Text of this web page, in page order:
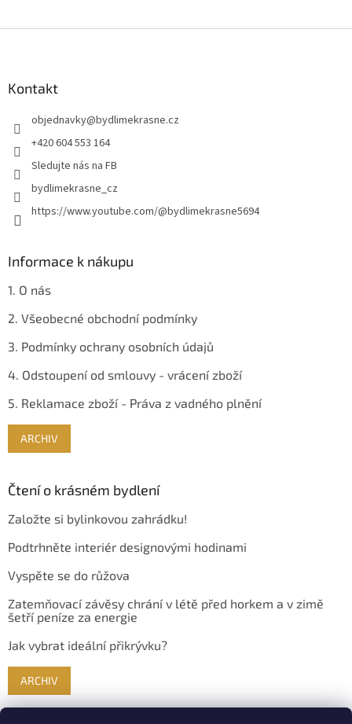
Kontakt
objednavky@bydlimekrasne.cz
+420 604 553 164
Sledujte nás na FB
bydlimekrasne_cz
https://www.youtube.com/@bydlimekrasne5694
Informace k nákupu
1. O nás
2. Všeobecné obchodní podmínky
3. Podmínky ochrany osobních údajů
4. Odstoupení od smlouvy - vrácení zboží
5. Reklamace zboží - Práva z vadného plnění
ARCHIV
Čtení o krásném bydlení
Založte si bylinkovou zahrádku!
Podtrhněte interiér designovými hodinami
Vyspěte se do růžova
Zatemňovací závěsy chrání v létě před horkem a v zimě
šetří peníze za energie
Jak vybrat ideální přikrývku?
ARCHIV